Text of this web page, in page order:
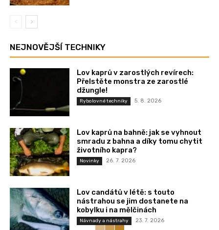
NEJNOVĚJŠÍ TECHNIKY
Lov kaprů v zarostlých revírech:
Přelstěte monstra ze zarostlé
džungle!
Rybolovné techniky 5. 8. 2026
Lov kaprů na bahně: jak se vyhnout
smradu z bahna a díky tomu chytit
životního kapra?
Novinky 26. 7. 2026
Lov candátů v létě: s touto
nástrahou se jim dostanete na
kobylku i na mělčinách
Návnady a nástrahy 23. 7. 2026